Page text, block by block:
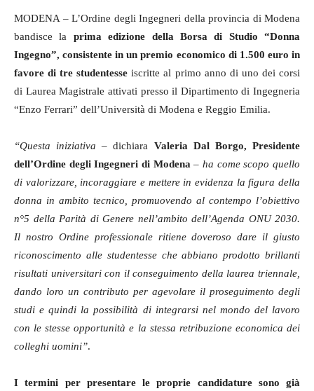
MODENA – L’Ordine degli Ingegneri della provincia di Modena
bandisce la prima edizione della Borsa di Studio “Donna
Ingegno”, consistente in un premio economico di 1.500 euro in
favore di tre studentesse iscritte al primo anno di uno dei corsi
di Laurea Magistrale attivati presso il Dipartimento di Ingegneria
“Enzo Ferrari” dell’Università di Modena e Reggio Emilia.
“Questa iniziativa – dichiara Valeria Dal Borgo, Presidente
dell’Ordine degli Ingegneri di Modena–ha come scopo quello
di valorizzare, incoraggiare e mettere in evidenza la figura della
donna in ambito tecnico, promuovendo al contempo l’obiettivo
n°5 della Parità di Genere nell’ambito dell’Agenda ONU 2030.
Il nostro Ordine professionale ritiene doveroso dare il giusto
riconoscimento alle studentesse che abbiano prodotto brillanti
risultati universitari con il conseguimento della laurea triennale,
dando loro un contributo per agevolare il proseguimento degli
studi e quindi la possibilità di integrarsi nel mondo del lavoro
con le stesse opportunità e la stessa retribuzione economica dei
colleghi uomini”.
I termini per presentare le proprie candidature sono già